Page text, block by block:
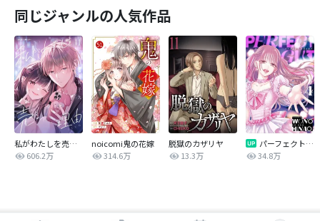
同じジャンルの人気作品
私がわたしを売る理由
606.2万
noicomi鬼の花嫁
314.6万
脱獄のカザリヤ
13.3万
パーフェクトグリッター
34.8万